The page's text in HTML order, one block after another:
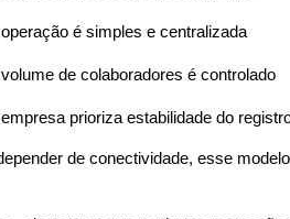
é simples e centralizada
de colaboradores é controlado
prioriza estabilidade do
de conectividade, esse